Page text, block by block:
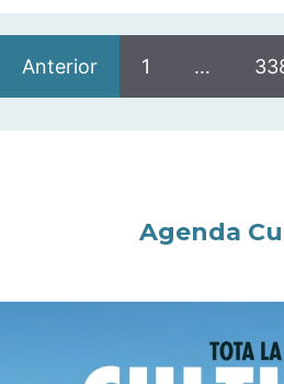
Anterior 1 …
Agenda